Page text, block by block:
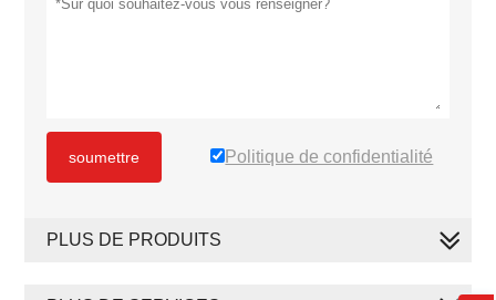
soumettre Politique de confidentialité
PLUS DE PRODUITS